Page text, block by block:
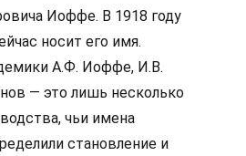
Иоффе. В 1918 году
носит его имя.
А.Ф. Иоффе, И.В.
— это лишь несколько
чьи имена
становление и